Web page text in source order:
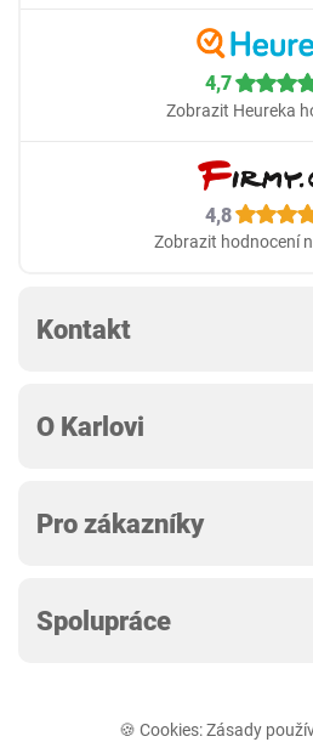
4,7
Zobrazit Heureka
4,8
Zobrazit hodnocení
Kontakt
O Karlovi
Pro zákazníky
Spolupráce
🍪 Cookies:Zásady